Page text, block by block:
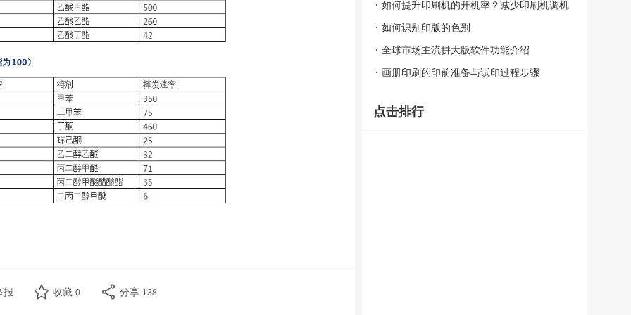
报 收藏 0 分享 138
如何提升印刷机的开机率？减少印刷机调机
时间
如何识别印版的色别
全球市场主流拼大版软件功能介绍
画册印刷的印前准备与试印过程步骤
点击排行